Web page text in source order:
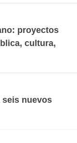
proyectos
cultura,
seis nuevos